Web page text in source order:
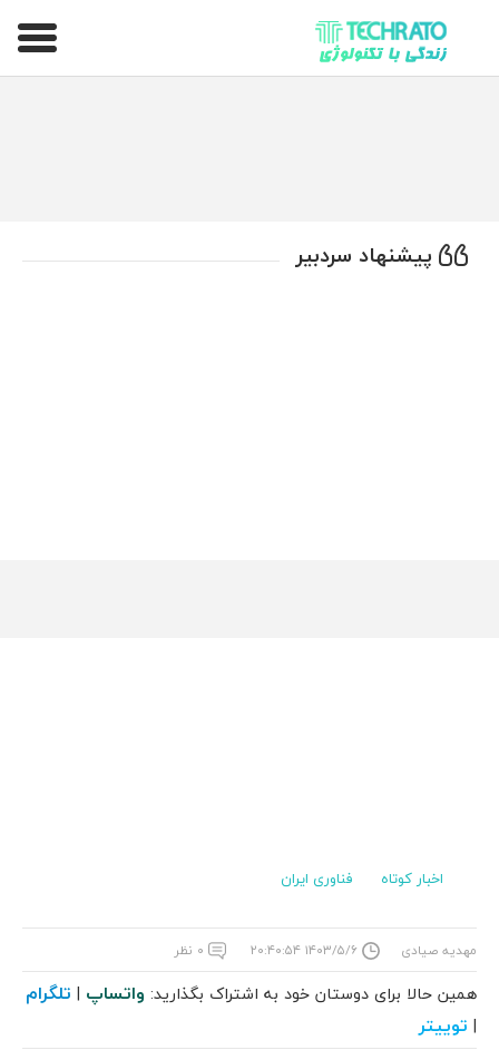
تکراتو – زندگی با تکنولوژی
پیشنهاد سردبیر
اخبار کوتاه فناوری ایران
مهدیه صیادی ۱۴۰۳/۵/۶ ۲۰:۴۰:۵۴ ۰ نظر
همین حالا برای دوستان خود به اشتراک بگذارید: واتساپ | تلگرام
| توییتر